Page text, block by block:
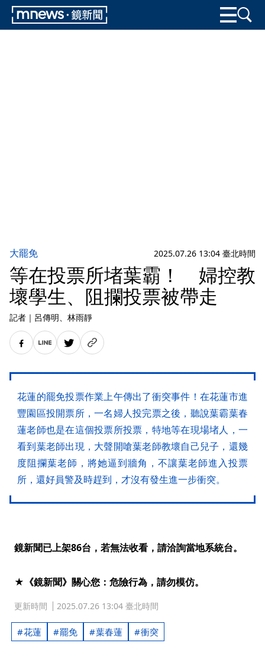
大罷免 2025.07.26 13:04 臺北時間
等在投票所堵葉霸！ 婦控教
壞學生、阻攔投票被帶走
記者 ｜ 呂傳明、林雨靜
花蓮的罷免投票作業上午傳出了衝突事件！在花蓮市進
豐園區投開票所，一名婦人投完票之後，聽說葉霸葉春
蓮老師也是在這個投票所投票，特地等在現場堵人，一
看到葉老師出現，大聲開嗆葉老師教壞自己兒子，還幾
度阻攔葉老師，將她逼到牆角，不讓葉老師進入投票
所，還好員警及時趕到，才沒有發生進一步衝突。
鏡新聞已上架86台，若無法收看，請洽詢當地系統台。
★《鏡新聞》關心您：危險行為，請勿模仿。
更新時間 2025.07.26 13:04 臺北時間
花蓮 罷免 葉春蓮 衝突